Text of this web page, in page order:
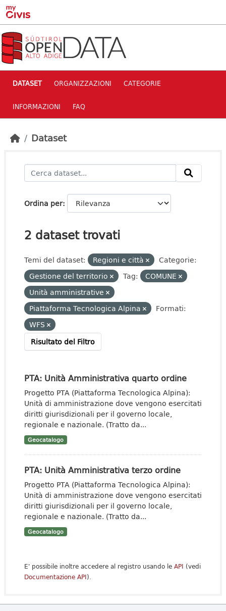
Skip to main content
DATASET ORGANIZZAZIONI CATEGORIE
INFORMAZIONI FAQ
Dataset
Ordina per
2 dataset trovati
Temi del dataset: Regioni e città
Categorie:
Gestione del territorio
Tag:
COMUNE
Unità amministrative
Piattaforma Tecnologica Alpina
Formati:
WFS
Risultato del Filtro
PTA: Unità Amministrativa quarto ordine
Progetto PTA (Piattaforma Tecnologica Alpina):
Unità di amministrazione dove vengono esercitati
diritti giurisdizionali per il governo locale,
regionale e nazionale. (Tratto da...
Geocatalogo
PTA: Unità Amministrativa terzo ordine
Progetto PTA (Piattaforma Tecnologica Alpina):
Unità di amministrazione dove vengono esercitati
diritti giurisdizionali per il governo locale,
regionale e nazionale. (Tratto da...
Geocatalogo
E' possibile inoltre accedere al registro usando le API (vedi
Documentazione API).